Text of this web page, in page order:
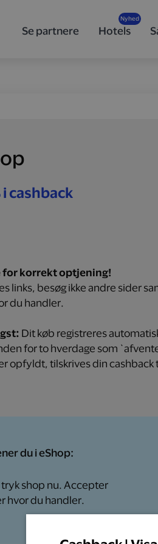
Se partnere Hotels
i cashback
for korrekt optjening!
links, besøg ikke andre sider
du handler.
Dit køb registreres
for to hverdage som
opfyldt, tilskrives din cashback
du i eShop:
shop nu. Accepter
hvor du handler.